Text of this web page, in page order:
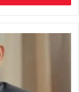
ب
ر
ي
د